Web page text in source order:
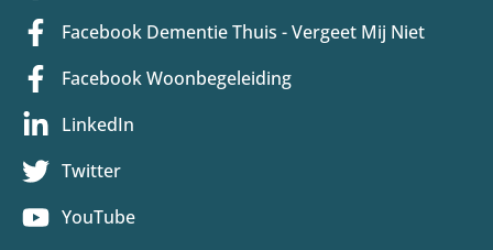
Facebook Dementie Thuis - Vergeet Mij Niet
Facebook Woonbegeleiding
LinkedIn
Twitter
YouTube